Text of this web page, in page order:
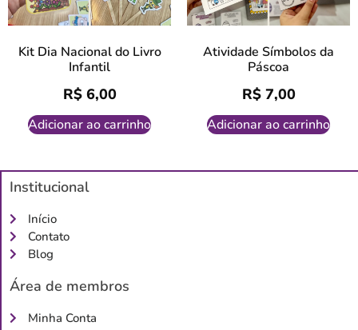
Kit Dia Nacional do Livro
Infantil
R$6,00
Adicionar ao carrinho
Atividade Símbolos da
Páscoa
R$7,00
Adicionar ao carrinho
Institucional
Início
Contato
Blog
Área de membros
Minha Conta